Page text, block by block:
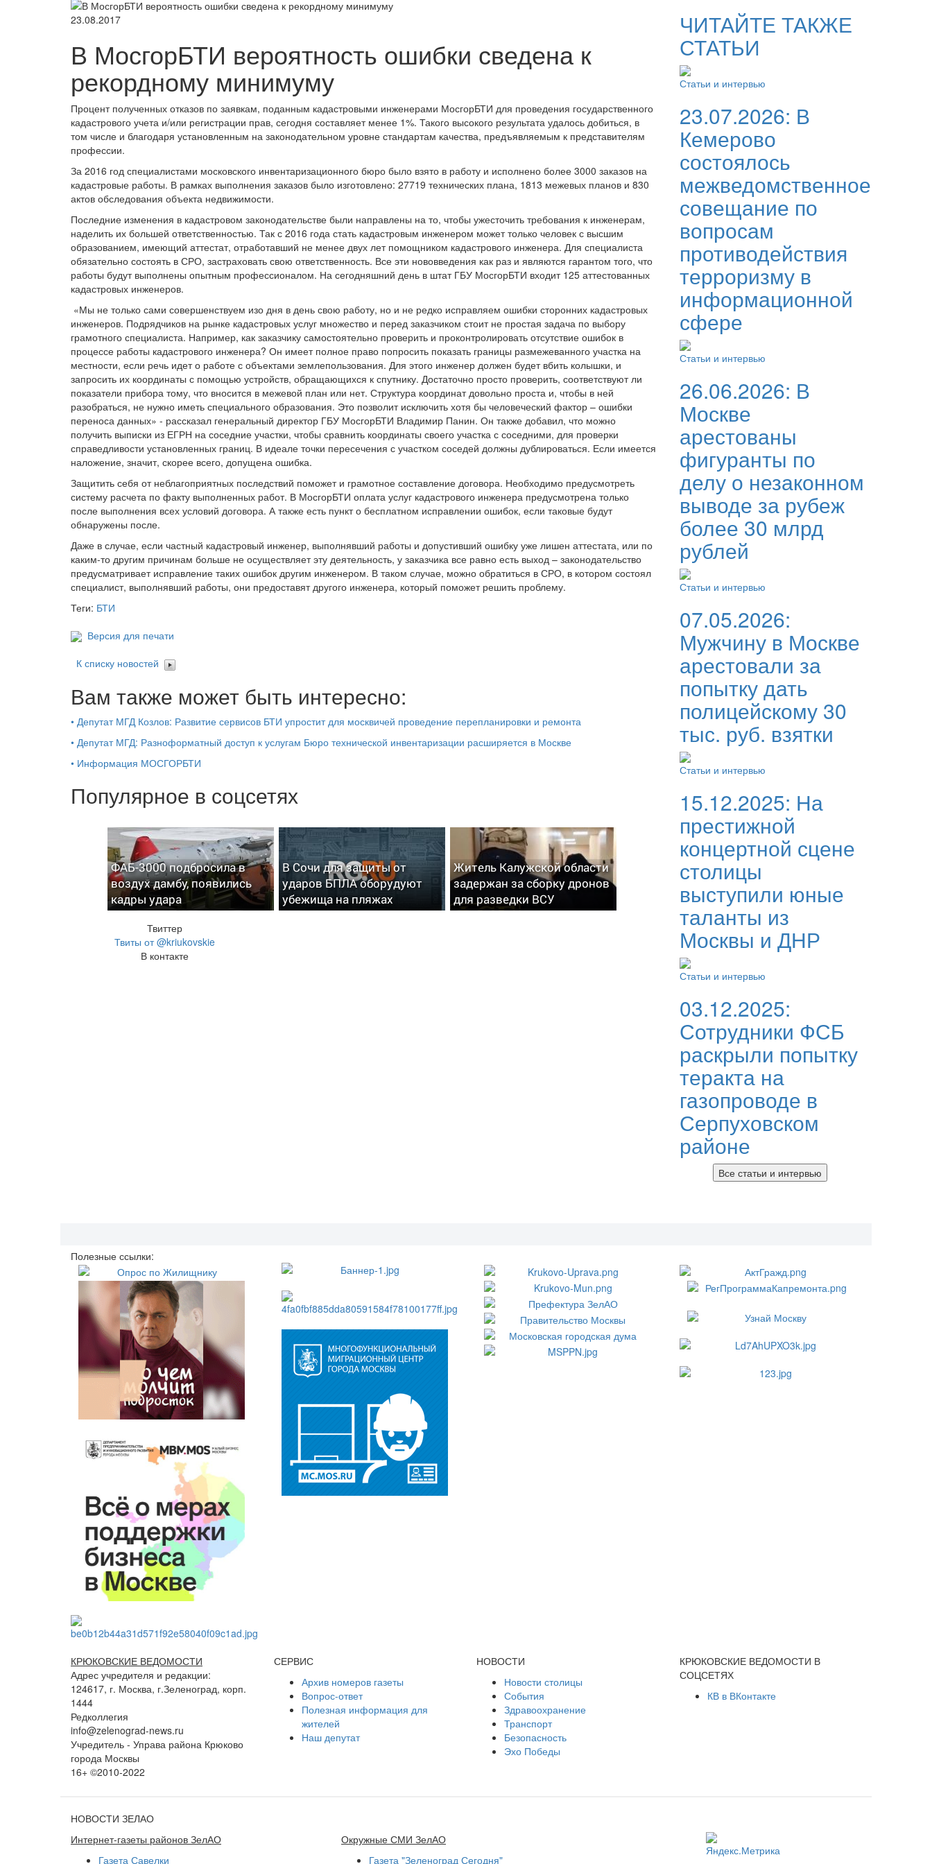
23.08.2017
В МосгорБТИ вероятность ошибки сведена к
рекордному минимуму
Процент полученных отказов по заявкам, поданным кадастровыми инженерами МосгорБТИ для проведения государственного
кадастрового учета и/или регистрации прав, сегодня составляет менее 1%. Такого высокого результата удалось добиться, в
том числе и благодаря установленным на законодательном уровне стандартам качества, предъявляемым к представителям
профессии.
За 2016 год специалистами московского инвентаризационного бюро было взято в работу и исполнено более 3000 заказов на
кадастровые работы. В рамках выполнения заказов было изготовлено: 27719 технических плана, 1813 межевых планов и 830
актов обследования объекта недвижимости.
Последние изменения в кадастровом законодательстве были направлены на то, чтобы ужесточить требования к инженерам,
наделить их большей ответственностью. Так с 2016 года стать кадастровым инженером может только человек с высшим
образованием, имеющий аттестат, отработавший не менее двух лет помощником кадастрового инженера. Для специалиста
обязательно состоять в СРО, застраховать свою ответственность. Все эти нововведения как раз и являются гарантом того, что
работы будут выполнены опытным профессионалом. На сегодняшний день в штат ГБУ МосгорБТИ входит 125 аттестованных
кадастровых инженеров.
«Мы не только сами совершенствуем изо дня в день свою работу, но и не редко исправляем ошибки сторонних кадастровых
инженеров. Подрядчиков на рынке кадастровых услуг множество и перед заказчиком стоит не простая задача по выбору
грамотного специалиста. Например, как заказчику самостоятельно проверить и проконтролировать отсутствие ошибок в
процессе работы кадастрового инженера? Он имеет полное право попросить показать границы размежеванного участка на
местности, если речь идет о работе с объектами землепользования. Для этого инженер должен будет вбить колышки, и
запросить их координаты с помощью устройств, обращающихся к спутнику. Достаточно просто проверить, соответствуют ли
показатели прибора тому, что вносится в межевой план или нет. Структура координат довольно проста и, чтобы в ней
разобраться, не нужно иметь специального образования. Это позволит исключить хотя бы человеческий фактор – ошибки
переноса данных» - рассказал генеральный директор ГБУ МосгорБТИ Владимир Панин. Он также добавил, что можно
получить выписки из ЕГРН на соседние участки, чтобы сравнить координаты своего участка с соседними, для проверки
справедливости установленных границ. В идеале точки пересечения с участком соседей должны дублироваться. Если имеется
наложение, значит, скорее всего, допущена ошибка.
Защитить себя от неблагоприятных последствий поможет и грамотное составление договора. Необходимо предусмотреть
систему расчета по факту выполненных работ. В МосгорБТИ оплата услуг кадастрового инженера предусмотрена только
после выполнения всех условий договора. А также есть пункт о бесплатном исправлении ошибок, если таковые будут
обнаружены после.
Даже в случае, если частный кадастровый инженер, выполнявший работы и допустивший ошибку уже лишен аттестата, или по
каким-то другим причинам больше не осуществляет эту деятельность, у заказчика все равно есть выход – законодательство
предусматривает исправление таких ошибок другим инженером. В таком случае, можно обратиться в СРО, в котором состоял
специалист, выполнявший работы, они предоставят другого инженера, который поможет решить проблему.
Теги: БТИ
Версия для печати
К списку новостей
Вам также может быть интересно:
• Депутат МГД Козлов: Развитие сервисов БТИ упростит для москвичей проведение перепланировки и ремонта
• Депутат МГД: Разноформатный доступ к услугам Бюро технической инвентаризации расширяется в Москве
• Информация МОСГОРБТИ
Популярное в соцсетях
ФАБ-3000 подбросила в
воздух дамбу, появились
кадры удара
В Сочи для защиты от
ударов БПЛА оборудуют
убежища на пляжах
Житель Калужской области
задержан за сборку дронов
для разведки ВСУ
Твиттер
Твиты от @kriukovskie
В контакте
ЧИТАЙТЕ ТАКЖЕ
СТАТЬИ
Статьи и интервью
23.07.2026: В
Кемерово
состоялось
межведомственное
совещание по
вопросам
противодействия
терроризму в
информационной
сфере
Статьи и интервью
26.06.2026: В
Москве
арестованы
фигуранты по
делу о незаконном
выводе за рубеж
более 30 млрд
рублей
Статьи и интервью
07.05.2026:
Мужчину в Москве
арестовали за
попытку дать
полицейскому 30
тыс. руб. взятки
Статьи и интервью
15.12.2025: На
престижной
концертной сцене
столицы
выступили юные
таланты из
Москвы и ДНР
Статьи и интервью
03.12.2025:
Сотрудники ФСБ
раскрыли попытку
теракта на
газопроводе в
Серпуховском
районе
Все статьи и интервью
Полезные ссылки:
КРЮКОВСКИЕ ВЕДОМОСТИ
Адрес учредителя и редакции:
124617, г. Москва, г.Зеленоград, корп.
1444
Редколлегия
info@zelenograd-news.ru
Учредитель - Управа района Крюково
города Москвы
16+ ©2010-2022
СЕРВИС
Архив номеров газеты
Вопрос-ответ
Полезная информация для
жителей
Наш депутат
НОВОСТИ
Новости столицы
События
Здравоохранение
Транспорт
Безопасность
Эхо Победы
КРЮКОВСКИЕ ВЕДОМОСТИ В
СОЦСЕТЯХ
КВ в ВКонтакте
НОВОСТИ ЗЕЛАО
Интернет-газеты районов ЗелАО
Газета Савелки
Окружные СМИ ЗелАО
Газета "Зеленоград Сегодня"